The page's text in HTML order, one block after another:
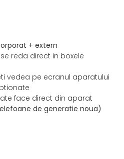
+ extern
reda direct in boxele
vedea pe ecranul aparatului
face direct din aparat
de generatie noua)